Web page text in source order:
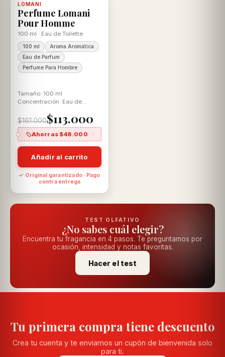
-30%
LOMANI
Perfume Lomani
Pour Homme
100 ml · Eau de Toilette
100 ml
Aroma Aromática
Eau de Parfum
Perfume Para Hombre
Tamaño: 100 ml
Concentración: Eau de
$161.000$113.000
Ahorras $48.000
Disponible, con descuento
Añadir al carrito
✓ Original garantizado · Pago
contra entrega
TEST OLFATIVO
¿No sabes cuál elegir?
Encuentra tu fragancia en 4 pasos. Te preguntamos por
ocasión, intensidad y notas favoritas.
Hacer el test
Tu primera compra tiene descuento
Crea tu cuenta y te enviamos un cupón de bienvenida solo
para ti.